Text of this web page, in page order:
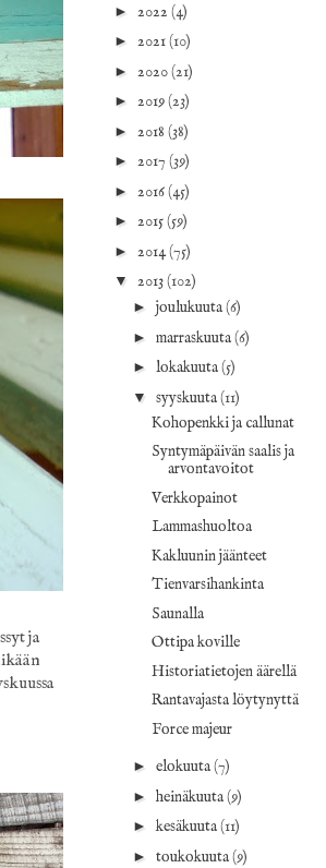
ja
► 2022 (4)
► 2021(10)
► 2020(21)
► 2019(23)
► 2018 (38)
► 2017 (39)
► 2016(45)
► 2015(59)
► 2014(75)
▼ 2013(102)
► joulukuuta(6)
► marraskuuta(6)
► lokakuuta(5)
▼ syyskuuta(11)
Kohopenkki ja callunat
Syntymäpäivän saalis ja
arvontavoitot
Verkkopainot
Lammashuoltoa
Kakluunin jäänteet
Tienvarsihankinta
Saunalla
Ottipa koville
Historiatietojen äärellä
Rantavajasta löytynyttä
Force majeur
► elokuuta(7)
► heinäkuuta(9)
►kesäkuuta(11)
► toukokuuta(9)